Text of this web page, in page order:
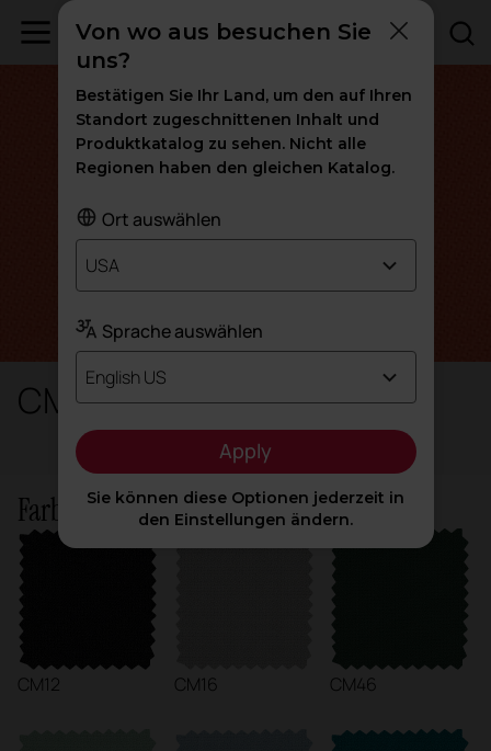
CM / S - Step
Farbvarianten auf Lager
CM12 CM16 CM46
Von wo aus besuchen Sie
uns?
Bestätigen Sie Ihr Land, um den auf Ihren
Standort zugeschnittenen Inhalt und
Produktkatalog zu sehen. Nicht alle
Regionen haben den gleichen Katalog.
Ort auswählen
USA
Sprache auswählen
English US
Apply
Sie können diese Optionen jederzeit in
den Einstellungen ändern.